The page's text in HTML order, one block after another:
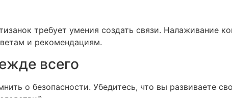
требует умения создать связи. Налаживание
и рекомендациям.
всего
о безопасности. Убедитесь, что вы развиваете